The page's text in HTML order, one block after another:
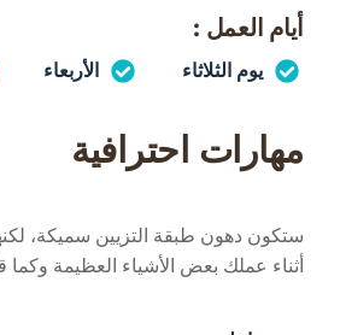
أيام العمل :
يوم الثلاثاء الأربعاء
مهارات احترافية
ستكون دهون طبقة التزيين سميكة،
أثناء عملك بعض الأشياء العظيمة وكما